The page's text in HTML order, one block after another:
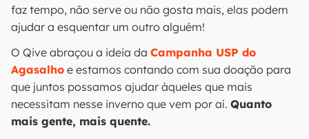
faz tempo, não serve ou não gosta mais, elas podem
ajudar a esquentar um outro alguém!
O Qive abraçou a ideia da Campanha USP do
Agasalho e estamos contando com sua doação para
que juntos possamos ajudar àqueles que mais
necessitam nesse inverno que vem por aí. Quanto
mais gente, mais quente.